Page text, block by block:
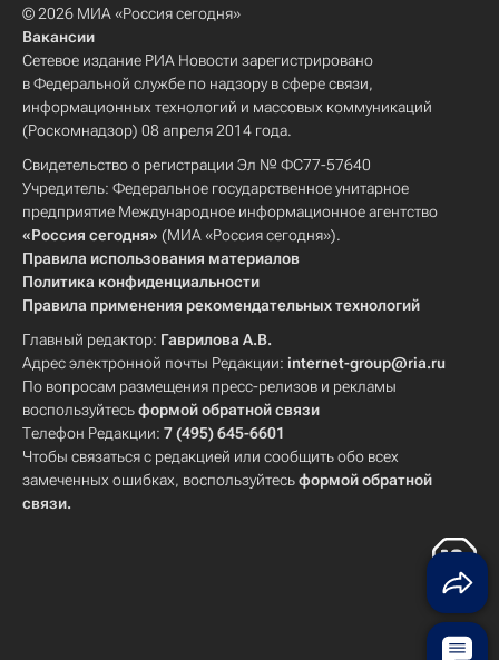
© 2026 МИА «Россия сегодня»
Вакансии
Сетевое издание РИА Новости зарегистрировано
в Федеральной службе по надзору в сфере связи,
информационных технологий и массовых коммуникаций
(Роскомнадзор) 08 апреля 2014 года.
Свидетельство о регистрации Эл № ФС77-57640
Учредитель: Федеральное государственное унитарное
предприятие Международное информационное агентство
«Россия сегодня» (МИА «Россия сегодня»).
Правила использования материалов
Политика конфиденциальности
Правила применения рекомендательных технологий
Главный редактор: Гаврилова А.В.
Адрес электронной почты Редакции: internet-group@ria.ru
По вопросам размещения пресс-релизов и рекламы
воспользуйтесьформой обратной связи
Телефон Редакции: 7 (495) 645-6601
Чтобы связаться с редакцией или сообщить обо всех
замеченных ошибках, воспользуйтесьформой обратной
связи.